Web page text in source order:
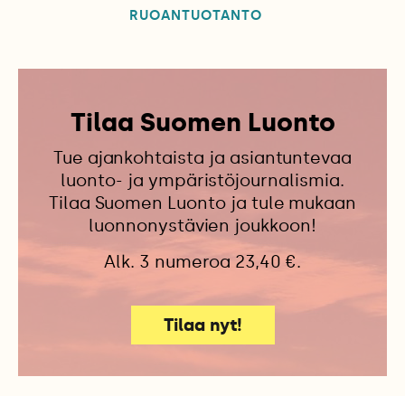
RUOANTUOTANTO
Tilaa Suomen Luonto
Tue ajankohtaista ja asiantuntevaa
luonto- ja ympäristöjournalismia.
Tilaa Suomen Luonto ja tule mukaan
luonnonystävien joukkoon!
Alk. 3 numeroa 23,40 €.
Tilaa nyt!